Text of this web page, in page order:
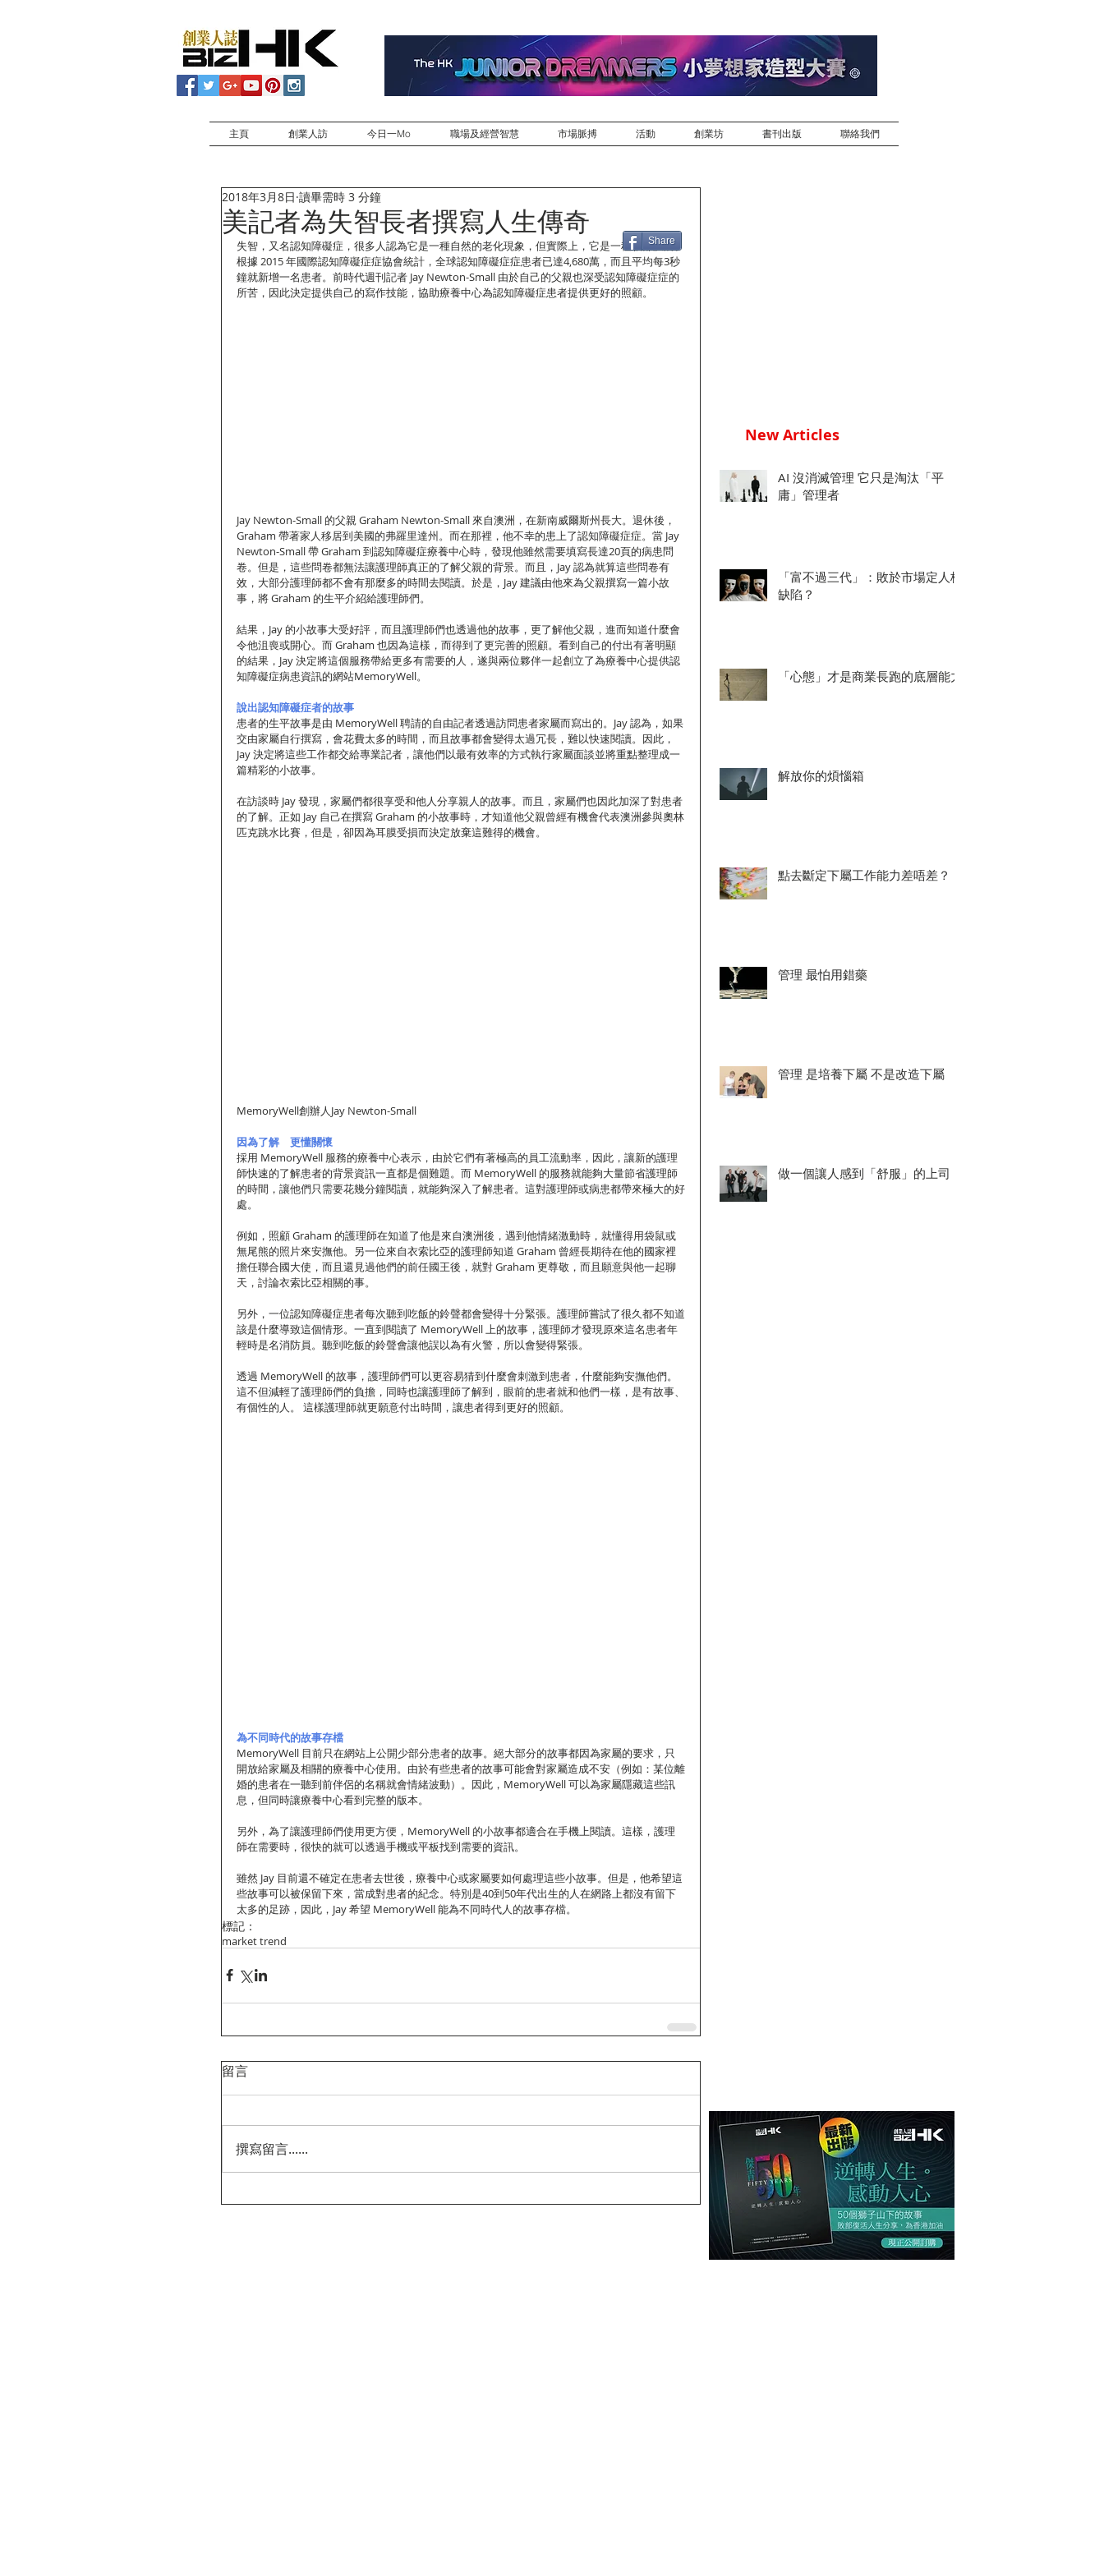
主頁 創業人訪 今日一Mo 職場及經營智慧 市場脈搏 活動 創業坊 書刊出版 聯絡我們
美記者為失智長者撰寫人生傳奇
2018年3月8日 讀畢需時 3 分鐘
失智，又名認知障礙症，很多人認為它是一種自然的老化現象，但實際上，它是一種腦部疾病。
根據 2015 年國際認知障礙症症協會統計，全球認知障礙症症患者已達4,680萬，而且平均每3秒
鐘就新增一名患者。前時代週刊記者 Jay Newton-Small 由於自己的父親也深受認知障礙症症的
所苦，因此決定提供自己的寫作技能，協助療養中心為認知障礙症患者提供更好的照顧。
Jay Newton-Small 的父親 Graham Newton-Small 來自澳洲，在新南威爾斯州長大。退休後，
Graham 帶著家人移居到美國的弗羅里達州。而在那裡，他不幸的患上了認知障礙症症。當 Jay
Newton-Small 帶 Graham 到認知障礙症療養中心時，發現他雖然需要填寫長達20頁的病患問
卷。但是，這些問卷都無法讓護理師真正的了解父親的背景。而且，Jay 認為就算這些問卷有
效，大部分護理師都不會有那麼多的時間去閱讀。於是，Jay 建議由他來為父親撰寫一篇小故
事，將 Graham 的生平介紹給護理師們。
結果，Jay 的小故事大受好評，而且護理師們也透過他的故事，更了解他父親，進而知道什麼會
令他沮喪或開心。而 Graham 也因為這樣，而得到了更完善的照顧。看到自己的付出有著明顯
的結果，Jay 決定將這個服務帶給更多有需要的人，遂與兩位夥伴一起創立了為療養中心提供認
知障礙症病患資訊的網站MemoryWell。
說出認知障礙症者的故事
患者的生平故事是由 MemoryWell 聘請的自由記者透過訪問患者家屬而寫出的。Jay 認為，如果
交由家屬自行撰寫，會花費太多的時間，而且故事都會變得太過冗長，難以快速閱讀。因此，
Jay 決定將這些工作都交給專業記者，讓他們以最有效率的方式執行家屬面談並將重點整理成一
篇精彩的小故事。
在訪談時 Jay 發現，家屬們都很享受和他人分享親人的故事。而且，家屬們也因此加深了對患者
的了解。正如 Jay 自己在撰寫 Graham 的小故事時，才知道他父親曾經有機會代表澳洲參與奧林
匹克跳水比賽，但是，卻因為耳膜受損而決定放棄這難得的機會。
MemoryWell創辦人Jay Newton-Small
因為了解　更懂關懷
採用 MemoryWell 服務的療養中心表示，由於它們有著極高的員工流動率，因此，讓新的護理
師快速的了解患者的背景資訊一直都是個難題。而 MemoryWell 的服務就能夠大量節省護理師
的時間，讓他們只需要花幾分鐘閱讀，就能夠深入了解患者。這對護理師或病患都帶來極大的好
處。
例如，照顧 Graham 的護理師在知道了他是來自澳洲後，遇到他情緒激動時，就懂得用袋鼠或
無尾熊的照片來安撫他。另一位來自衣索比亞的護理師知道 Graham 曾經長期待在他的國家裡
擔任聯合國大使，而且還見過他們的前任國王後，就對 Graham 更尊敬，而且願意與他一起聊
天，討論衣索比亞相關的事。
另外，一位認知障礙症患者每次聽到吃飯的鈴聲都會變得十分緊張。護理師嘗試了很久都不知道
該是什麼導致這個情形。一直到閱讀了 MemoryWell 上的故事，護理師才發現原來這名患者年
輕時是名消防員。聽到吃飯的鈴聲會讓他誤以為有火警，所以會變得緊張。
透過 MemoryWell 的故事，護理師們可以更容易猜到什麼會刺激到患者，什麼能夠安撫他們。
這不但減輕了護理師們的負擔，同時也讓護理師了解到，眼前的患者就和他們一樣，是有故事、
有個性的人。 這樣護理師就更願意付出時間，讓患者得到更好的照顧。
為不同時代的故事存檔
MemoryWell 目前只在網站上公開少部分患者的故事。絕大部分的故事都因為家屬的要求，只
開放給家屬及相關的療養中心使用。由於有些患者的故事可能會對家屬造成不安（例如：某位離
婚的患者在一聽到前伴侶的名稱就會情緒波動）。因此，MemoryWell 可以為家屬隱藏這些訊
息，但同時讓療養中心看到完整的版本。
另外，為了讓護理師們使用更方便，MemoryWell 的小故事都適合在手機上閱讀。這樣，護理
師在需要時，很快的就可以透過手機或平板找到需要的資訊。
雖然 Jay 目前還不確定在患者去世後，療養中心或家屬要如何處理這些小故事。但是，他希望這
些故事可以被保留下來，當成對患者的紀念。特別是40到50年代出生的人在網路上都沒有留下
太多的足跡，因此，Jay 希望 MemoryWell 能為不同時代人的故事存檔。
標記：
market trend
留言
撰寫留言......
Share
New Articles
AI 沒消滅管理 它只是淘汰「平
庸」管理者
「富不過三代」：敗於市場定人格
缺陷？
「心態」才是商業長跑的底層能力
解放你的煩惱箱
點去斷定下屬工作能力差唔差？
管理 最怕用錯藥
管理 是培養下屬 不是改造下屬
做一個讓人感到「舒服」的上司